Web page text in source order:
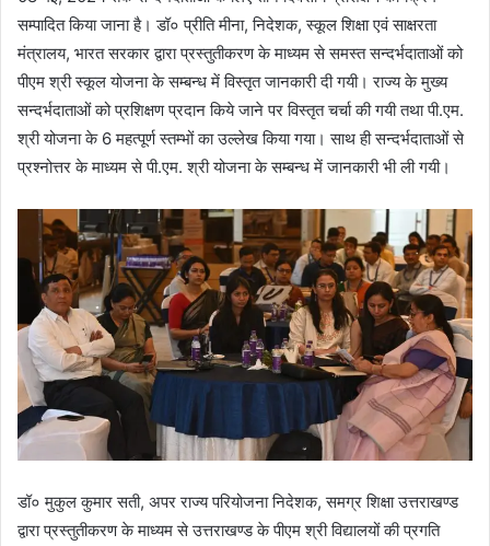
सम्पादित किया जाना है। डॉ० प्रीति मीना, निदेशक, स्कूल शिक्षा एवं साक्षरता
मंत्रालय, भारत सरकार द्वारा प्रस्तुतीकरण के माध्यम से समस्त सन्दर्भदाताओं को
पीएम श्री स्कूल योजना के सम्बन्ध में विस्तृत जानकारी दी गयी। राज्य के मुख्य
सन्दर्भदाताओं को प्रशिक्षण प्रदान किये जाने पर विस्तृत चर्चा की गयी तथा पी.एम.
श्री योजना के 6 महत्पूर्ण स्तम्भों का उल्लेख किया गया। साथ ही सन्दर्भदाताओं से
प्रश्नोत्तर के माध्यम से पी.एम. श्री योजना के सम्बन्ध में जानकारी भी ली गयी।
डॉ० मुकुल कुमार सती, अपर राज्य परियोजना निदेशक, समग्र शिक्षा उत्तराखण्ड
द्वारा प्रस्तुतीकरण के माध्यम से उत्तराखण्ड के पीएम श्री विद्यालयों की प्रगति